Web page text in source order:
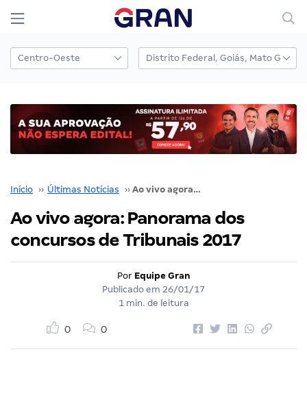
Início ›› Últimas Notícias ›› Ao vivo agora: Panorama dos concursos de Tribunais 2017
Ao vivo agora: Panorama dos
concursos de Tribunais 2017
Por Equipe Gran
Publicado em 26/01/17
1 min. de leitura
0 0